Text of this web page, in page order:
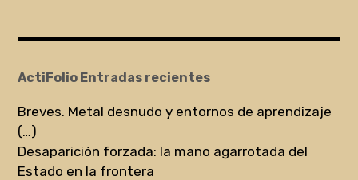
ActiFolio Entradas recientes
Breves. Metal desnudo y entornos de aprendizaje
(…)
Desaparición forzada: la mano agarrotada del
Estado en la frontera